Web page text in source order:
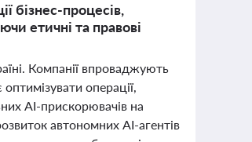
бізнес-процесів,
етичні та правові
Компанії впроваджують
операції,
AI-прискорювачів на
автономних AI-агентів